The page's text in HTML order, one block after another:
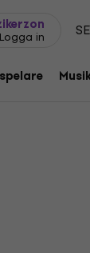
Logga in SE